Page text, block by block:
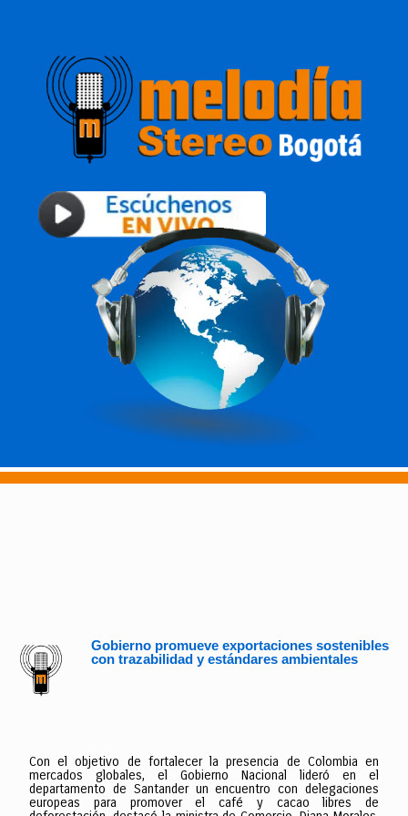
Gobierno promueve exportaciones sostenibles
con trazabilidad y estándares ambientales
Con el objetivo de fortalecer la presencia de Colombia en
mercados globales, el Gobierno Nacional lideró en el
departamento de Santander un encuentro con delegaciones
europeas para promover el café y cacao libres de